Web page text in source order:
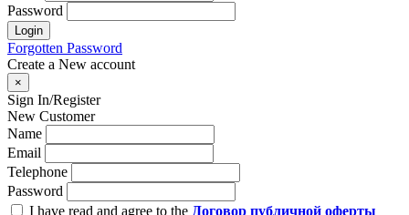
Password
Login
Forgotten Password
Create a New account
×
Sign In/Register
New Customer
Name
Email
Telephone
Password
I have read and agree to the Договор публичной оферты